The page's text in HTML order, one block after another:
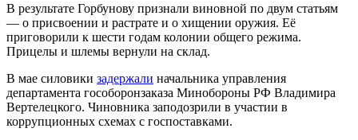
В результате Горбунову признали виновной по двум статьям
— о присвоении и растрате и о хищении оружия. Её
приговорили к шести годам колонии общего режима.
Прицелы и шлемы вернули на склад.
В мае силовики задержали начальника управления
департамента гособоронзаказа Минобороны РФ Владимира
Вертелецкого. Чиновника заподозрили в участии в
коррупционных схемах с госпоставками.